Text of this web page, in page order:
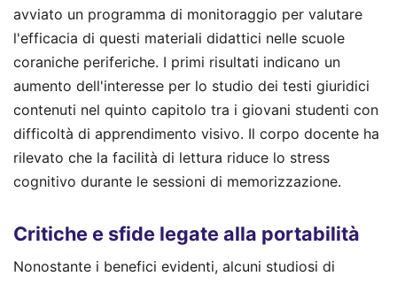
avviato un programma di monitoraggio per valutare
l'efficacia di questi materiali didattici nelle scuole
coraniche periferiche. I primi risultati indicano un
aumento dell'interesse per lo studio dei testi giuridici
contenuti nel quinto capitolo tra i giovani studenti con
difficoltà di apprendimento visivo. Il corpo docente ha
rilevato che la facilità di lettura riduce lo stress
cognitivo durante le sessioni di memorizzazione.
Critiche e sfide legate alla portabilità
Nonostante i benefici evidenti, alcuni studiosi di